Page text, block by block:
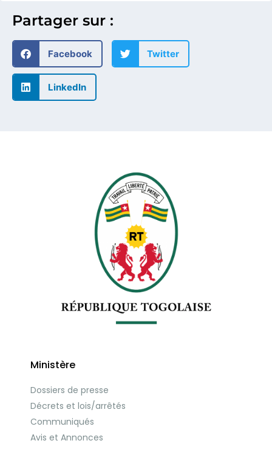
Partager sur :
Facebook Twitter
LinkedIn
Ministère
Dossiers de presse
Décrets et lois/arrêtés
Communiqués
Avis et Annonces